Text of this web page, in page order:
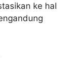
ke hal